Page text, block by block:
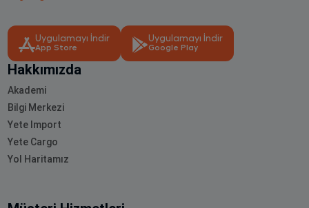
Uygulamayı İndir
App Store
Uygulamayı İndir
Google Play
Hakkımızda
Akademi
Bilgi Merkezi
Yete Import
Yete Cargo
Yol Haritamız